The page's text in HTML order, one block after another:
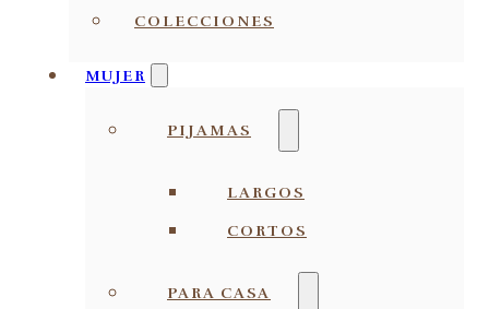
COLECCIONES
MUJER
PIJAMAS
LARGOS
CORTOS
PARA CASA